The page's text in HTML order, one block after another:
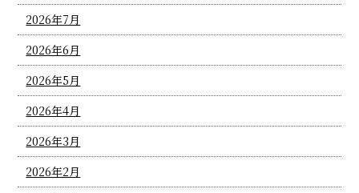
2026年7月
2026年6月
2026年5月
2026年4月
2026年3月
2026年2月